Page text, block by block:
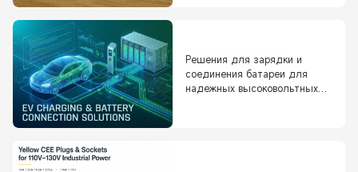
Решения для зарядки и
соединения батареи для
надежных высоковольтных